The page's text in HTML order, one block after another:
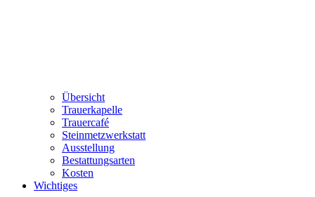
Übersicht
Trauerkapelle
Trauercafé
Steinmetzwerkstatt
Ausstellung
Bestattungsarten
Kosten
Wichtiges